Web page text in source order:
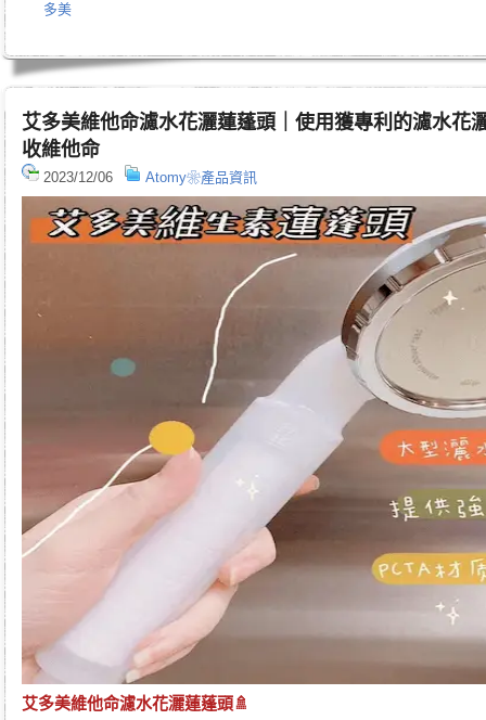
多美
艾多美維他命濾水花灑蓮蓬頭｜使用獲專利的濾水花
收維他命
2023/12/06 Atomy❀產品資訊
艾多美維他命濾水花灑蓮蓬頭🚿